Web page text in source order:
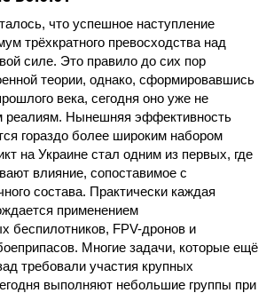
что успешное наступление
трёхкратного превосходства над
силе. Это правило до сих пор
теории, однако, сформировавшись
века, сегодня оно уже не
реалиям. Нынешняя эффективность
гораздо более широким набором
на Украине стал одним из первых, где
влияние, сопоставимое с
состава. Практически каждая
применением
беспилотников, FPV-дронов и
Многие задачи, которые ещё
требовали участия крупных
выполняют небольшие группы при